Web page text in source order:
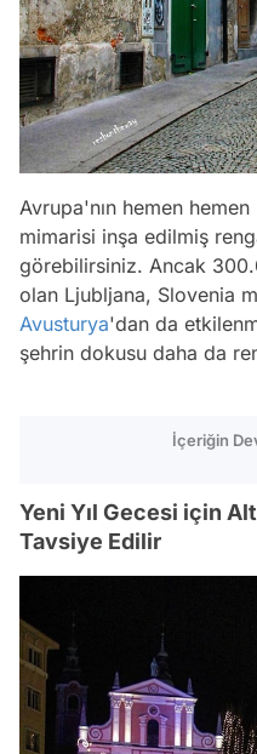
Avrupa'nın hemen
mimarisi inşa edilmiş
görebilirsiniz. Ancak
olan Ljubljana, Slovenia
Avusturya'dan da
şehrin dokusu daha da
İçeriğin
Yeni Yıl Gecesi için
Tavsiye Edilir